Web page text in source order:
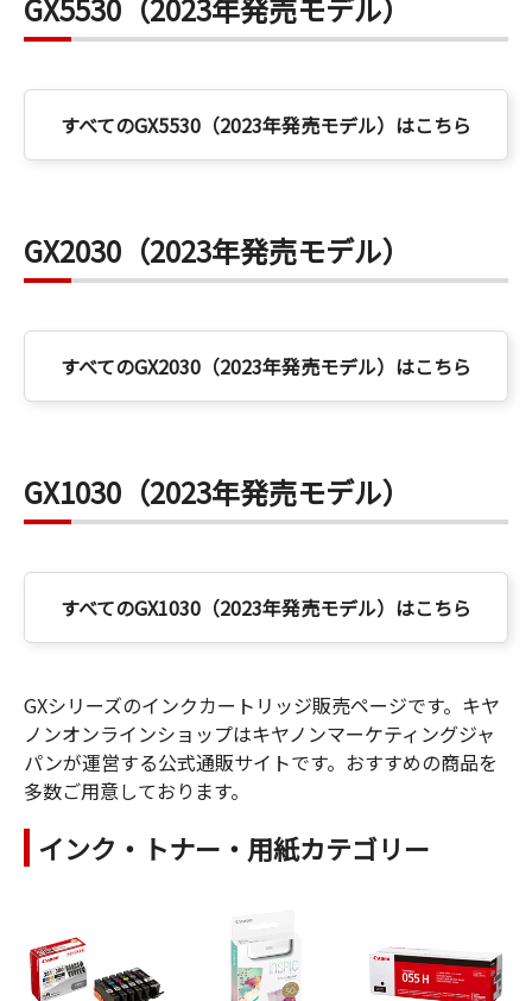
GX5530（2023年発売モデル）
すべてのGX5530（2023年発売モデル）はこちら
GX2030（2023年発売モデル）
すべてのGX2030（2023年発売モデル）はこちら
GX1030（2023年発売モデル）
すべてのGX1030（2023年発売モデル）はこちら
GXシリーズのインクカートリッジ販売ページです。キヤ
ノンオンラインショップはキヤノンマーケティングジャ
パンが運営する公式通販サイトです。おすすめの商品を
多数ご用意しております。
インク・トナー・用紙カテゴリー